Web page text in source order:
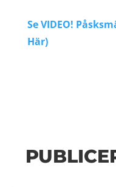
Se VIDEO!
Här)